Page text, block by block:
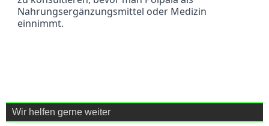
Nahrungsergänzungsmittel oder Medizin
einnimmt.
Wir helfen gerne weiter